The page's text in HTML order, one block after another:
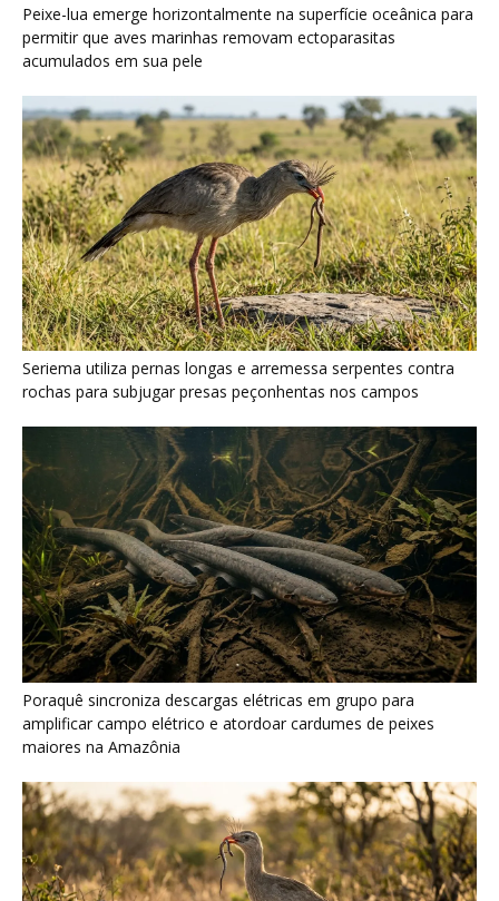
Peixe-lua emerge horizontalmente na superfície oceânica para
permitir que aves marinhas removam ectoparasitas
acumulados em sua pele
Seriema utiliza pernas longas e arremessa serpentes contra
rochas para subjugar presas peçonhentas nos campos
Poraquê sincroniza descargas elétricas em grupo para
amplificar campo elétrico e atordoar cardumes de peixes
maiores na Amazônia